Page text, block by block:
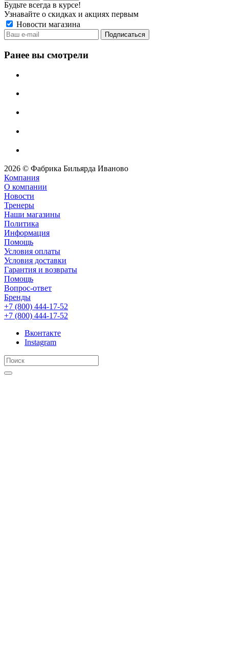
Будьте всегда в курсе!
Узнавайте о скидках и акциях первым
Новости магазина
Ранее вы смотрели
2026 © Фабрика Бильярда Иваново
Компания
О компании
Новости
Тренеры
Наши магазины
Политика
Информация
Помощь
Условия оплаты
Условия доставки
Гарантия и возвраты
Помощь
Вопрос-ответ
Бренды
+7 (800) 444-17-52
+7 (800) 444-17-52
Вконтакте
Instagram